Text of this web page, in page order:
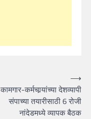
कामगार-कर्मचार्‍यांच्या देशव्यापी
संपाच्या तयारीसाठी 6 रोजी
नांदेडमध्ये व्यापक बैठक
⟶